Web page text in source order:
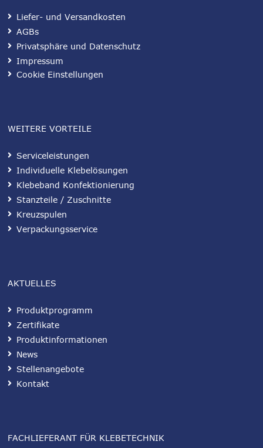
Liefer- und Versandkosten
AGBs
Privatsphäre und Datenschutz
Impressum
Cookie Einstellungen
WEITERE VORTEILE
Serviceleistungen
Individuelle Klebelösungen
Klebeband Konfektionierung
Stanzteile / Zuschnitte
Kreuzspulen
Verpackungsservice
FACHLIEFERANT FÜR KLEBETECHNIK
AKTUELLES
Produktprogramm
Zertifikate
Produktinformationen
News
Stellenangebote
Kontakt